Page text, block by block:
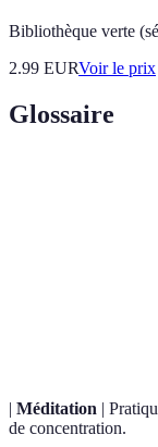
Bibliothèque verte
2.99 EURVoir le prix
Glossaire
| Méditation |
de concentration.